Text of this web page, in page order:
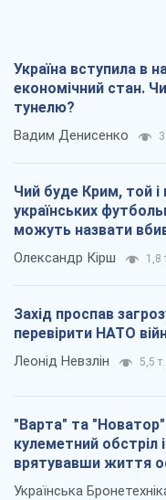
Україна вступила в
економічний стан. Чи
тунелю?
Вадим Денисенко
Чий буде Крим, той
українських
можуть назвати
Олександр Кірш 1,8
Захід проспав
перевірити НАТО
Леонід Невзлін 5,5 т.
"Варта" та
кулеметний обстріл
врятувавши життя
Українська